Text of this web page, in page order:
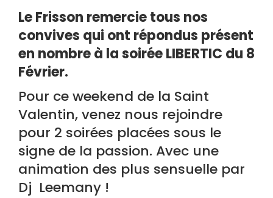
Le Frisson remercie tous nos
convives qui ont répondus présent
en nombre à la soirée LIBERTIC du 8
Février.
Pour ce weekend de la Saint
Valentin, venez nous rejoindre
pour 2 soirées placées sous le
signe de la passion. Avec une
animation des plus sensuelle par
Dj Leemany !